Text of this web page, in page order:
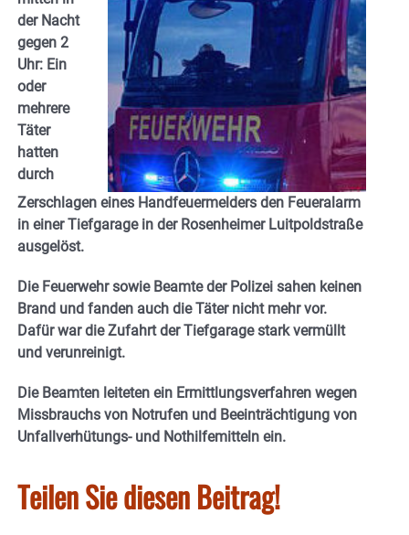
der Nacht
gegen 2
Uhr: Ein
oder
mehrere
Täter
hatten
durch
Zerschlagen eines Handfeuermelders den Feueralarm
in einer Tiefgarage in der Rosenheimer Luitpoldstraße
ausgelöst.
Die Feuerwehr sowie Beamte der Polizei sahen keinen
Brand und fanden auch die Täter nicht mehr vor.
Dafür war die Zufahrt der Tiefgarage stark vermüllt
und verunreinigt.
Die Beamten leiteten ein Ermittlungsverfahren wegen
Missbrauchs von Notrufen und Beeinträchtigung von
Unfallverhütungs- und Nothilfemitteln ein.
Teilen Sie diesen Beitrag!